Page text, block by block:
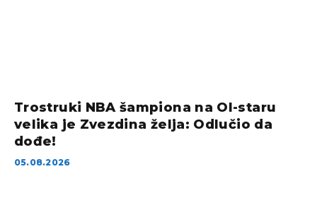
Trostruki NBA šampiona na Ol-staru
velika je Zvezdina želja: Odlučio da
dođe!
05.08.2026